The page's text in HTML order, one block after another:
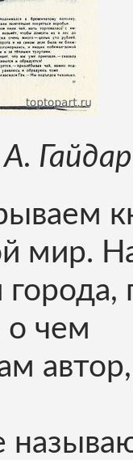
мир.
о чем